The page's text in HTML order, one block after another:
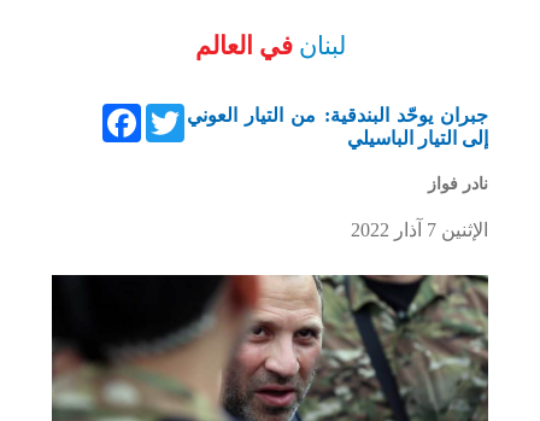
لبنان في العالم
FacebookTwitter جبران يوحّد البندقية: من التيار العوني
إلى التيار الباسيلي
نادر فواز
الإثنين 7 آذار 2022